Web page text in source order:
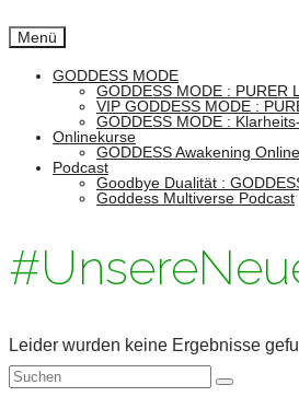
Menü
GODDESS MODE
GODDESS MODE : PURER
VIP GODDESS MODE :
GODDESS MODE :
Onlinekurse
GODDESS Awakening
Podcast
Goodbye Dualität :
Goddess Multiverse Podcast
Leider wurden keine Ergebnisse
Suchen